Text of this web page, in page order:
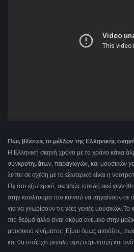
Πώς βλέπεις το μέλλον της Ελληνικής
Η Ελληνική σκηνή χρόνο με το χρόνο κάνει
συγκροτημάτων, παραγωγών, και μουσικών
λείπει σε σχέση με το εξωτερικό είναι η
Πχ στο εξωτερικό, ακριβώς επειδή εκεί
στην κουλτουρα του κοινού να πηγαίνουν σε
για να γνωρίσουν τις νέες γενιές
πιο θερμά αλλά είναι ακόμα ανεμικό στην
μουσικού κινήματος. Είμαι όμως αισιόξος,
και θα υπάρχει μεγαλύτερη συμμετοχή και